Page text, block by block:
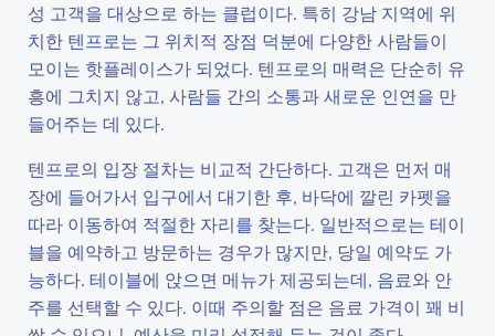
성 고객을 대상으로 하는 클럽이다. 특히 강남 지역에 위
치한 텐프로는 그 위치적 장점 덕분에 다양한 사람들이
모이는 핫플레이스가 되었다. 텐프로의 매력은 단순히 유
흥에 그치지 않고, 사람들 간의 소통과 새로운 인연을 만
들어주는 데 있다.
텐프로의 입장 절차는 비교적 간단하다. 고객은 먼저 매
장에 들어가서 입구에서 대기한 후, 바닥에 깔린 카펫을
따라 이동하여 적절한 자리를 찾는다. 일반적으로는 테이
블을 예약하고 방문하는 경우가 많지만, 당일 예약도 가
능하다. 테이블에 앉으면 메뉴가 제공되는데, 음료와 안
주를 선택할 수 있다. 이때 주의할 점은 음료 가격이 꽤 비